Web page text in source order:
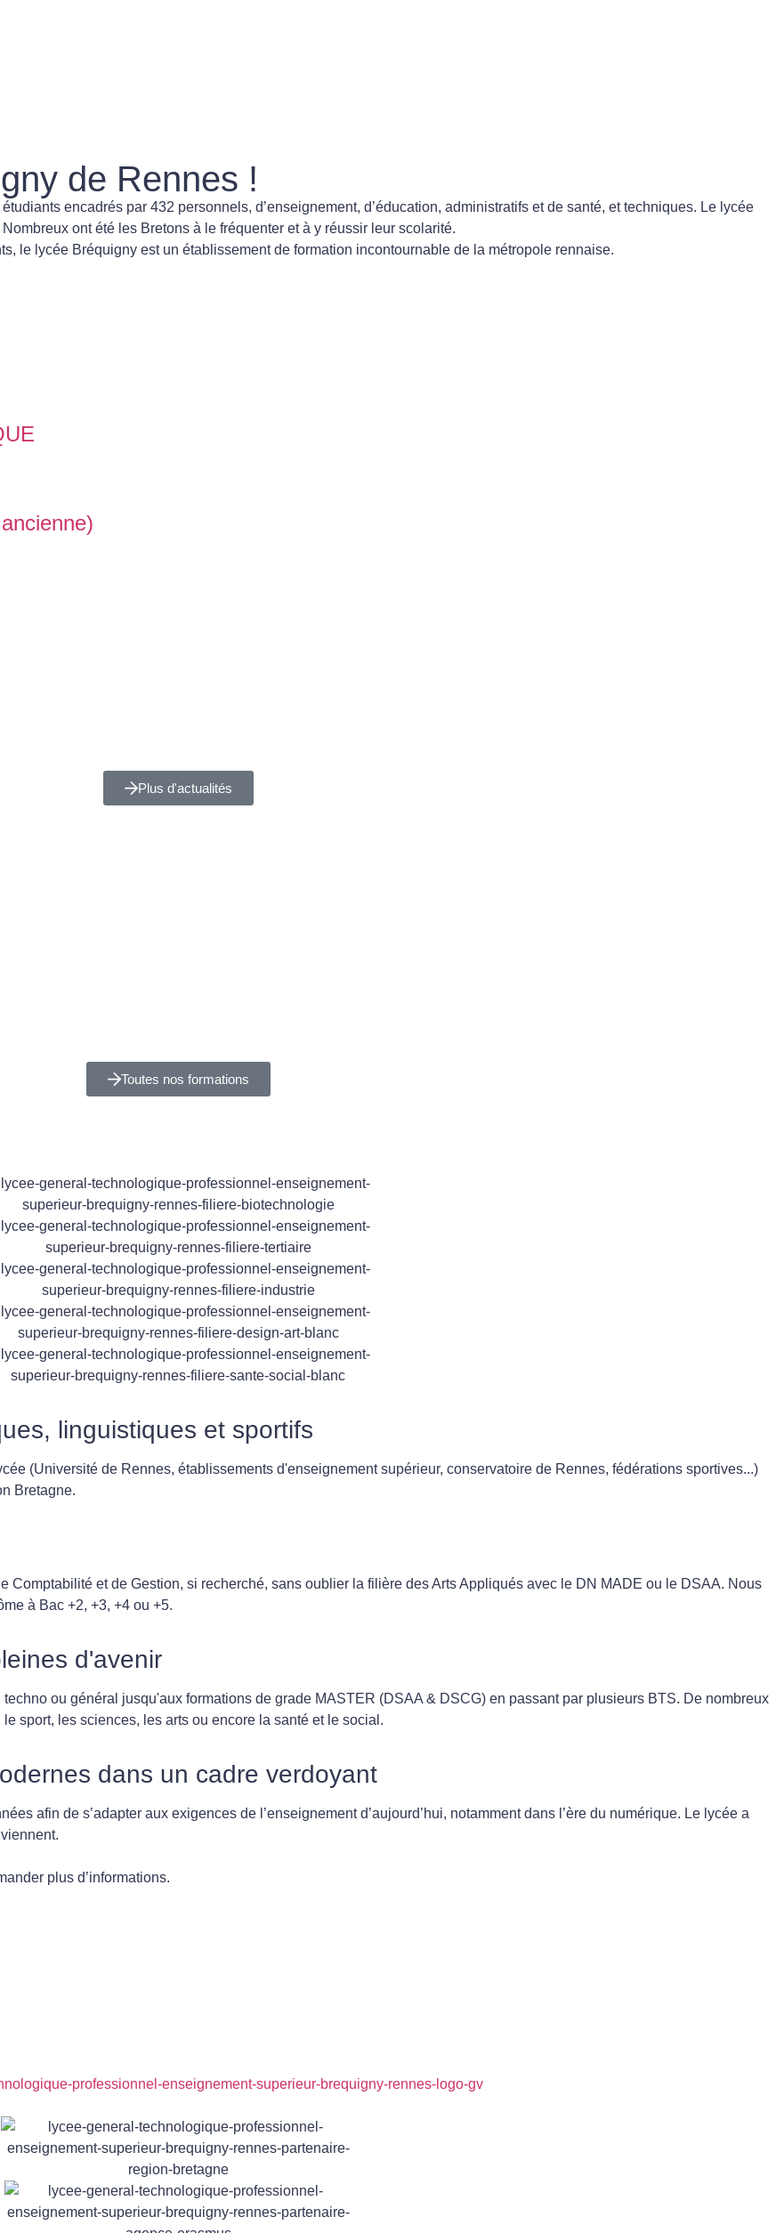
de Rennes !
encadrés par 432 personnels, d’enseignement, d’éducation, administratifs et de santé, et techniques. Le lycée
ont été les Bretons à le fréquenter et à y réussir leur scolarité.
le lycée Bréquigny est un établissement de formation incontournable de la métropole rennaise.
Plus d'actualités
Toutes nos formations
linguistiques et sportifs
(Université de Rennes, établissements d'enseignement supérieur, conservatoire de Rennes, fédérations sportives...)
Bretagne.
Comptabilité et de Gestion, si recherché, sans oublier la filière des Arts Appliqués avec le DN MADE ou le DSAA. Nous
à Bac +2, +3, +4 ou +5.
d'avenir
ou général jusqu'aux formations de grade MASTER (DSAA & DSCG) en passant par plusieurs BTS. De nombreux
sport, les sciences, les arts ou encore la santé et le social.
dans un cadre verdoyant
afin de s’adapter aux exigences de l’enseignement d’aujourd’hui, notamment dans l’ère du numérique. Le lycée a
plus d’informations.